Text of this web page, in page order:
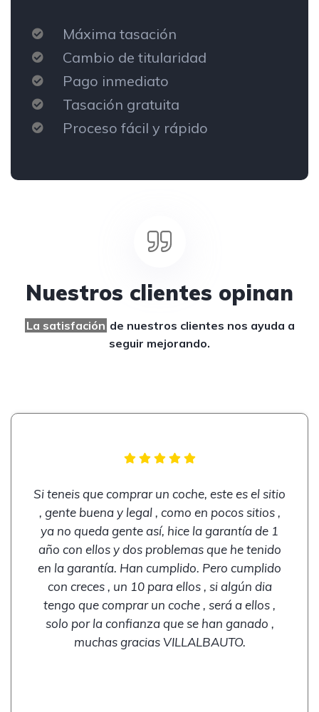
Máxima tasación
Cambio de titularidad
Pago inmediato
Tasación gratuita
Proceso fácil y rápido
Nuestros clientes opinan
La satisfación de nuestros clientes nos ayuda a
seguir mejorando.
Si teneis que comprar un coche, este es el sitio
, gente buena y legal , como en pocos sitios ,
ya no queda gente así, hice la garantía de 1
año con ellos y dos problemas que he tenido
en la garantía. Han cumplido. Pero cumplido
con creces , un 10 para ellos , si algún dia
tengo que comprar un coche , será a ellos ,
solo por la confianza que se han ganado ,
muchas gracias VILLALBAUTO.